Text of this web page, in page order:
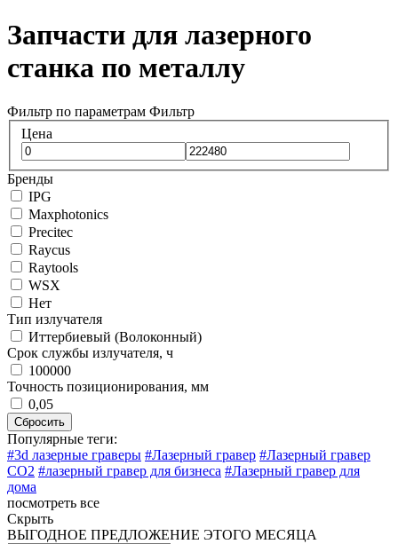
Запчасти для лазерного
станка по металлу
Фильтр по параметрам Фильтр
Цена
Бренды
IPG
Maxphotonics
Precitec
Raycus
Raytools
WSX
Нет
Тип излучателя
Иттербиевый (Волоконный)
Срок службы излучателя, ч
100000
Точность позиционирования, мм
0,05
Сбросить
Популярные теги:
#3d лазерные граверы #Лазерный гравер #Лазерный гравер
CO2 #лазерный гравер для бизнеса #Лазерный гравер для
дома
посмотреть все
Скрыть
ВЫГОДНОЕ ПРЕДЛОЖЕНИЕ ЭТОГО МЕСЯЦА